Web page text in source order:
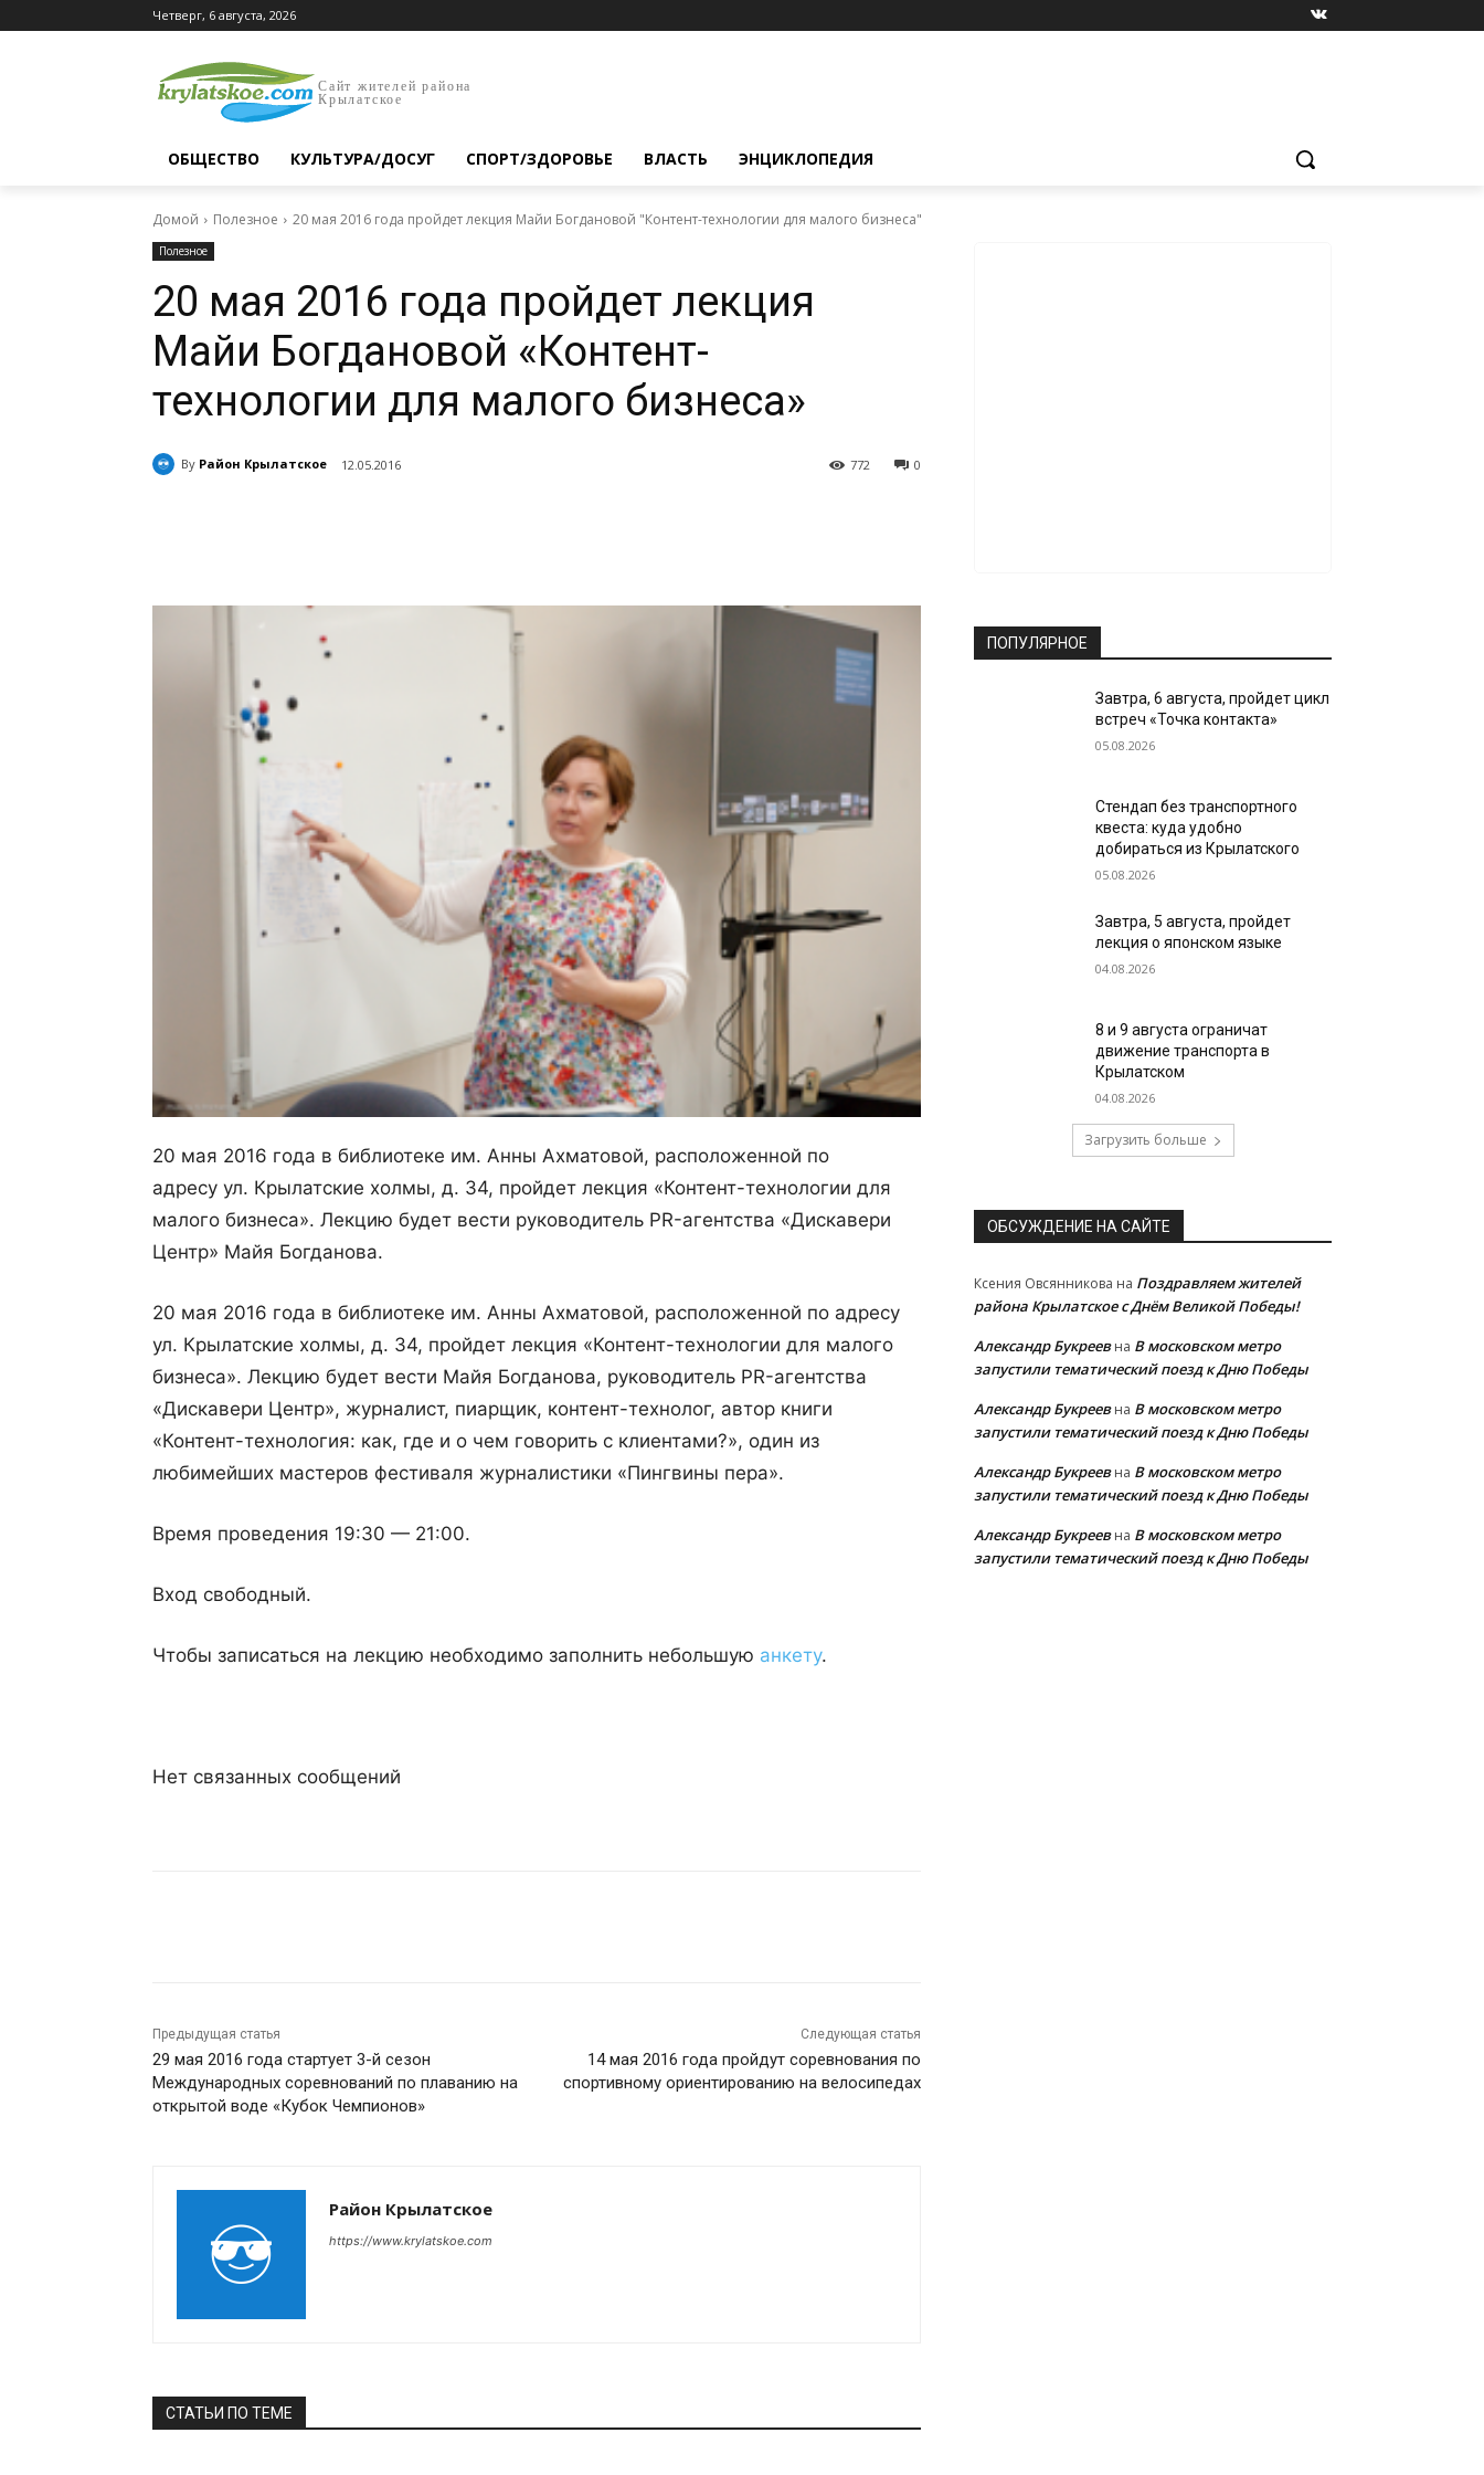
Четверг, 6 августа, 2026
Сайт жителей района
Крылатское
ОБЩЕСТВО КУЛЬТУРА/ДОСУГ СПОРТ/ЗДОРОВЬЕ ВЛАСТЬ ЭНЦИКЛОПЕДИЯ
Домой Полезное 20 мая 2016 года пройдет лекция Майи Богдановой "Контент-технологии для малого бизнеса"
Полезное
20 мая 2016 года пройдет лекция
Майи Богдановой «Контент-
технологии для малого бизнеса»
By Район Крылатское 12.05.2016 0
772
20 мая 2016 года в библиотеке им. Анны Ахматовой, расположенной по
адресу ул. Крылатские холмы, д. 34, пройдет лекция «Контент-технологии для
малого бизнеса». Лекцию будет вести руководитель PR-агентства «Дискавери
Центр» Майя Богданова.
20 мая 2016 года в библиотеке им. Анны Ахматовой, расположенной по адресу
ул. Крылатские холмы, д. 34, пройдет лекция «Контент-технологии для малого
бизнеса». Лекцию будет вести Майя Богданова, руководитель PR-агентства
«Дискавери Центр», журналист, пиарщик, контент-технолог, автор книги
«Контент-технология: как, где и о чем говорить с клиентами?», один из
любимейших мастеров фестиваля журналистики «Пингвины пера».
Время проведения 19:30 — 21:00.
Вход свободный.
Чтобы записаться на лекцию необходимо заполнить небольшую анкету.
Нет связанных сообщений
Предыдущая статья
29 мая 2016 года стартует 3-й сезон
Международных соревнований по плаванию на
открытой воде «Кубок Чемпионов»
Следующая статья
14 мая 2016 года пройдут соревнования по
спортивному ориентированию на велосипедах
Район Крылатское
https://www.krylatskoe.com
СТАТЬИ ПО ТЕМЕ
ПОПУЛЯРНОЕ
Завтра, 6 августа, пройдет цикл
встреч «Точка контакта»
05.08.2026
Стендап без транспортного
квеста: куда удобно
добираться из Крылатского
05.08.2026
Завтра, 5 августа, пройдет
лекция о японском языке
04.08.2026
8 и 9 августа ограничат
движение транспорта в
Крылатском
04.08.2026
Загрузить больше
ОБСУЖДЕНИЕ НА САЙТЕ
Ксения Овсянникова на Поздравляем жителей
района Крылатское с Днём Великой Победы!
Александр Букреевна В московском метро
запустили тематический поезд к Дню Победы
Александр Букреевна В московском метро
запустили тематический поезд к Дню Победы
Александр Букреевна В московском метро
запустили тематический поезд к Дню Победы
Александр Букреевна В московском метро
запустили тематический поезд к Дню Победы